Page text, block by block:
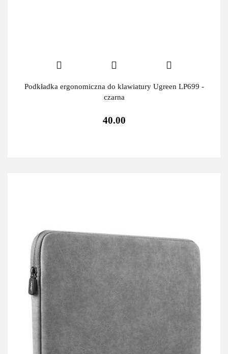
Podkładka ergonomiczna do klawiatury Ugreen LP699 -
czarna
40.00